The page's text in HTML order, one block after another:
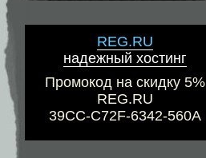
REG.RU
надежный хостинг
Промокод на скидку 5%
REG.RU
39CC-C72F-6342-560A